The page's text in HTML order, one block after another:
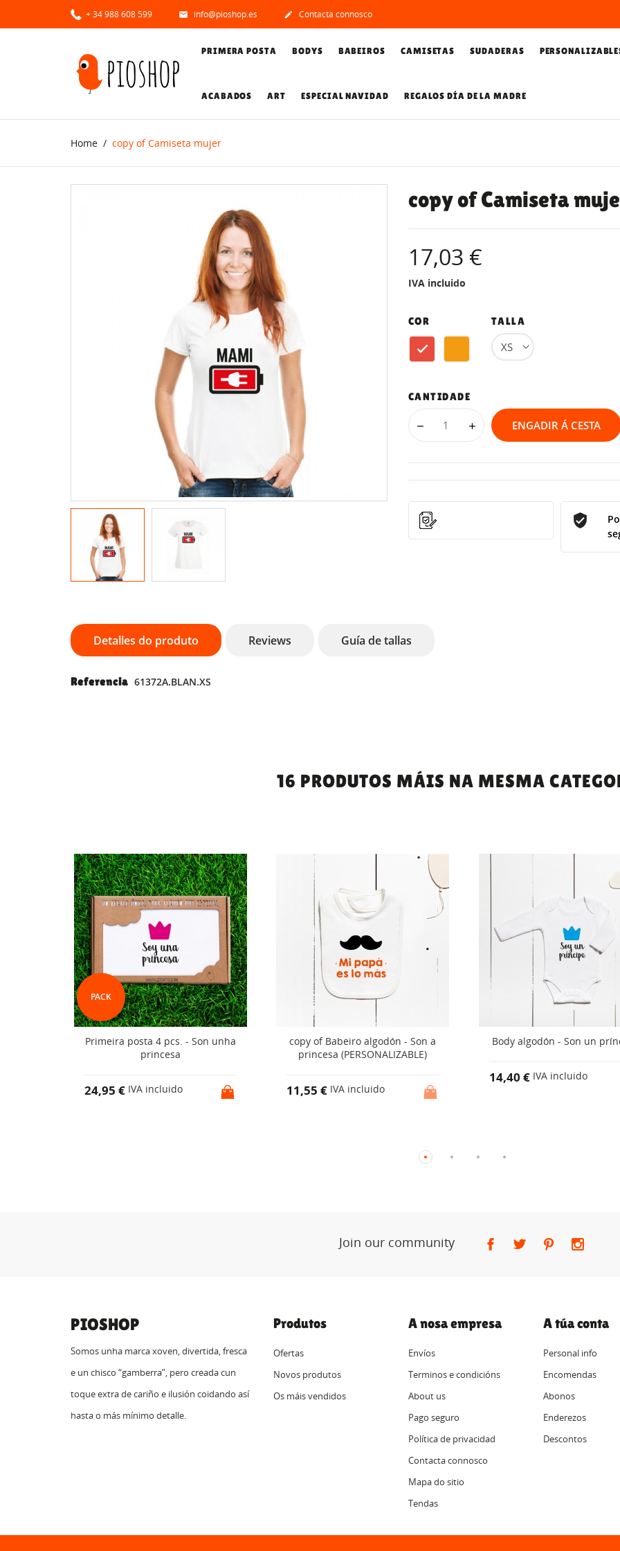
+ 34 988 608 599  info@pioshop.es  Contacta connosco
PRIMERA POSTA BODYS BABEIROS CAMISETAS SUDADERAS
ACABADOS ART ESPECIAL NAVIDAD REGALOS DÍA DE LA MADRE
Home copy of Camiseta mujer
copy of Camiseta
17,03 €
IVA incluido
COR
Red Orange
TALLA
CANTIDADE
ENGADIR Á CESTA
Detalles do produto Reviews Guía de tallas
Referencia 61372A.BLAN.XS
16 PRODUTOS MÁIS NA MESMA
PACK
Primeira posta 4 pcs. - Son unha
princesa
24,95 €IVA incluido
copy of Babeiro algodón - Son a
princesa (PERSONALIZABLE)
11,55 € IVA incluido
Body algodón - Son un
14,40 €IVA incluido
Join our community
PIOSHOP
Somos unha marca xoven, divertida, fresca
e un chisco “gamberra”, pero creada cun
toque extra de cariño e ilusión coidando así
hasta o más mínimo detalle.
Produtos
Ofertas
Novos produtos
Os máis vendidos
A nosa empresa
Envíos
Terminos e condicións
About us
Pago seguro
Política de privacidad
Contacta connosco
Mapa do sitio
Tendas
A túa conta
Personal info
Encomendas
Abonos
Enderezos
Descontos